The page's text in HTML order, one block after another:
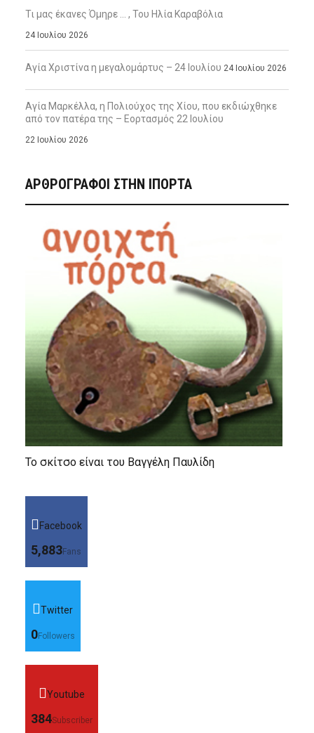
Τι μας έκανες Όμηρε … , Του Ηλία Καραβόλια
24 Ιουλίου 2026
Αγία Χριστίνα η μεγαλομάρτυς – 24 Ιουλίου 24 Ιουλίου 2026
Αγία Μαρκέλλα, η Πολιούχος της Χίου, που εκδιώχθηκε
από τον πατέρα της – Εορτασμός 22 Ιουλίου
22 Ιουλίου 2026
ΑΡΘΡΟΓΡΑΦΟΙ ΣΤΗΝ IΠΟΡΤΑ
Το σκίτσο είναι του Βαγγέλη Παυλίδη
Facebook
5,883Fans
Twitter
0Followers
Youtube
384Subscriber